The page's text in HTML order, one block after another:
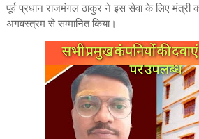
पूर्व प्रधान राजमंगल ठाकुर ने इस सेवा के लिए मंत्री
अंगवस्त्रम से सम्मानित किया।